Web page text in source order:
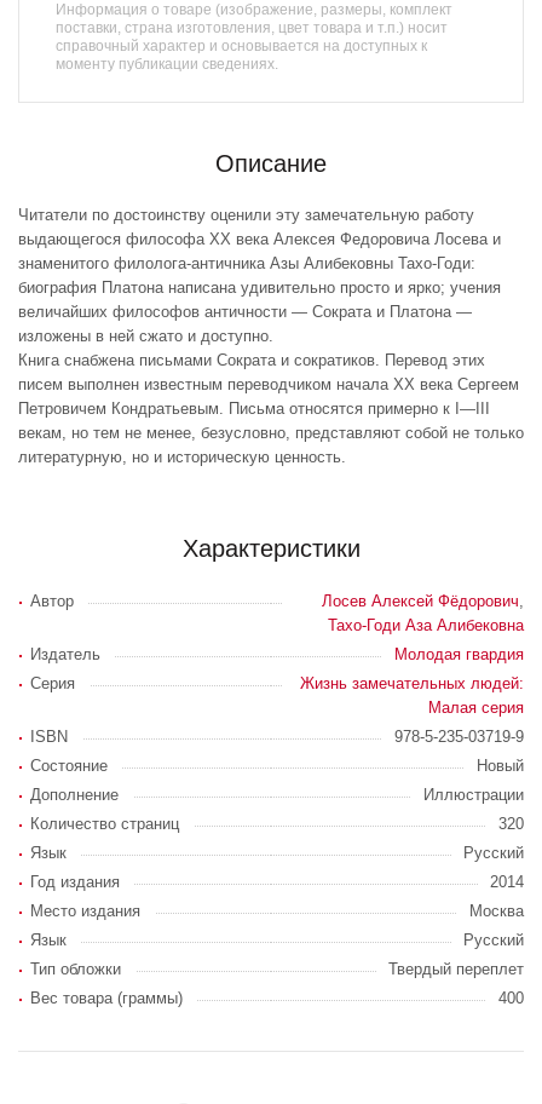
Информация о товаре (изображение, размеры, комплект
поставки, страна изготовления, цвет товара и т.п.) носит
справочный характер и основывается на доступных к
моменту публикации сведениях.
Описание
Читатели по достоинству оценили эту замечательную работу
выдающегося философа XX века Алексея Федоровича Лосева и
знаменитого филолога-античника Азы Алибековны Тахо-Годи:
биография Платона написана удивительно просто и ярко; учения
величайших философов античности — Сократа и Платона —
изложены в ней сжато и доступно.
Книга снабжена письмами Сократа и сократиков. Перевод этих
писем выполнен известным переводчиком начала XX века Сергеем
Петровичем Кондратьевым. Письма относятся примерно к I—III
векам, но тем не менее, безусловно, представляют собой не только
литературную, но и историческую ценность.
Характеристики
Автор Лосев Алексей Фёдорович,
Тахо-Годи Аза Алибековна
Издатель
Молодая гвардия
Серия
Жизнь замечательных людей:
Малая серия
ISBN
978-5-235-03719-9
Состояние
Новый
Дополнение
Иллюстрации
Количество страниц
320
Язык
Русский
Год издания
2014
Место издания
Москва
Язык
Русский
Тип обложки
Твердый переплет
Вес товара (граммы)
400